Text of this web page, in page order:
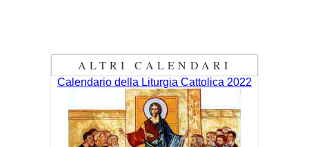
ALTRI CALENDARI
Calendario della Liturgia Cattolica 2022